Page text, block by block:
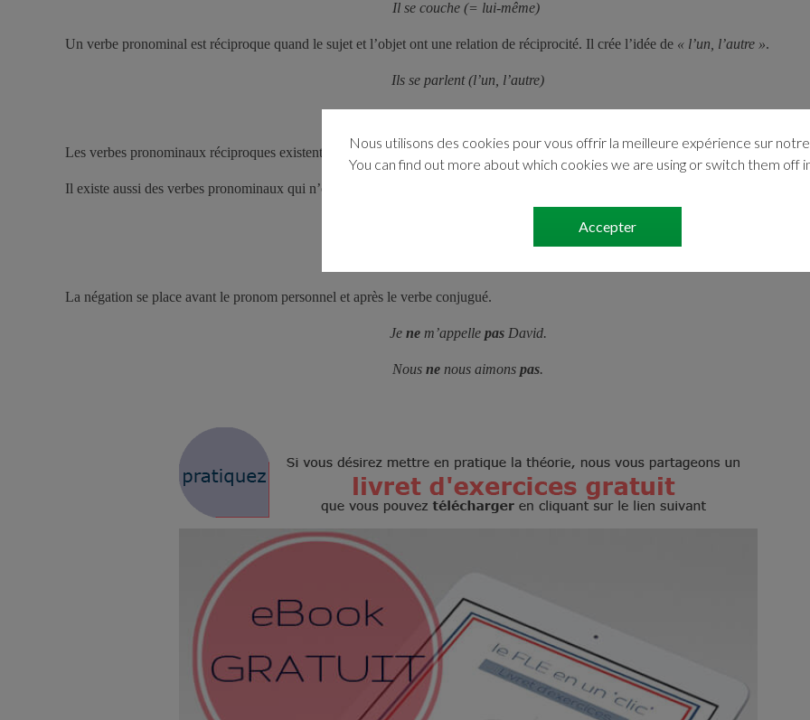
Il se couche (= lui-même)
Un verbe pronominal est réciproque quand le sujet et l’objet ont une relation de réciprocité. Il crée l’idée de « l’un, l’autre ».
Ils se parlent (l’un, l’autre)
Les verbes pronominaux réciproques existent principalement au pluriel.
Il existe aussi des verbes pronominaux qui n’ont pas de valeur logique.
La négation se place avant le pronom personnel et après le verbe conjugué.
Je ne m’appelle pasDavid.
Nous ne nous aimons pas.
Nous utilisons des cookies pour vous offrir la meilleure expérience sur
You can find out more about which cookies we are using or switch them off
Accepter